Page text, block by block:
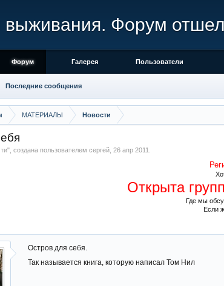
МАТЕРИАЛЫ Новости
", создана пользователем сергей 26 апр 2011
Открыта
Где мы
Если
Остров для себя.
Так называется книга, которую написал Том Нил
Форум
Форум
Последние сообщения
Галерея Пользователи